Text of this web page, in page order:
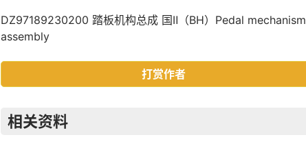
DZ97189230200 踏板机构总成 国Ⅱ（BH）Pedal mechanism
assembly
打赏作者
相关资料